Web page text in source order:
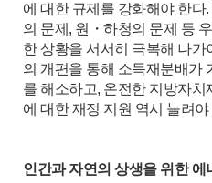
에 대한 규제를 강화해야 한다
의 문제, 원・하청의 문제 등
한 상황을 서서히 극복해 나가
의 개편을 통해 소득재분배가
를 해소하고, 온전한 지방자
에 대한 재정 지원 역시 늘려야
인간과 자연의 상생을 위한 에